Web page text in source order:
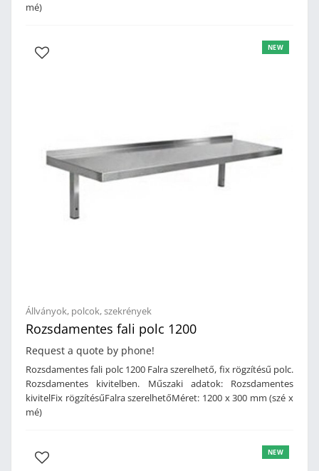
mé)
Állványok, polcok, szekrények
Rozsdamentes fali polc 1200
Request a quote by phone!
Rozsdamentes fali polc 1200 Falra szerelhető, fix rögzítésű polc.
Rozsdamentes kivitelben. Műszaki adatok: Rozsdamentes
kivitelFix rögzítésűFalra szerelhetőMéret: 1200 x 300 mm (szé x
mé)
NEW
NEW